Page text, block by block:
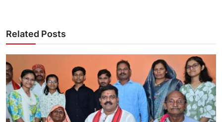
Related Posts